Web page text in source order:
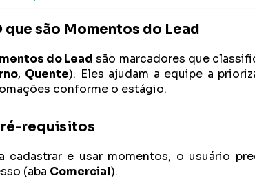
que são Momentos do Lead
do Lead são marcadores que
, Quente). Eles ajudam a equipe a
conforme o estágio.
requisitos
cadastrar e usar momentos, o usuário
(aba Comercial).